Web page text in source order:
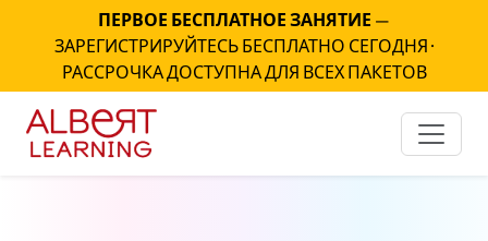
ПЕРВОЕ БЕСПЛАТНОЕ ЗАНЯТИЕ —
ЗАРЕГИСТРИРУЙТЕСЬ БЕСПЛАТНО СЕГОДНЯ ·
РАССРОЧКА ДОСТУПНА ДЛЯ ВСЕХ ПАКЕТОВ